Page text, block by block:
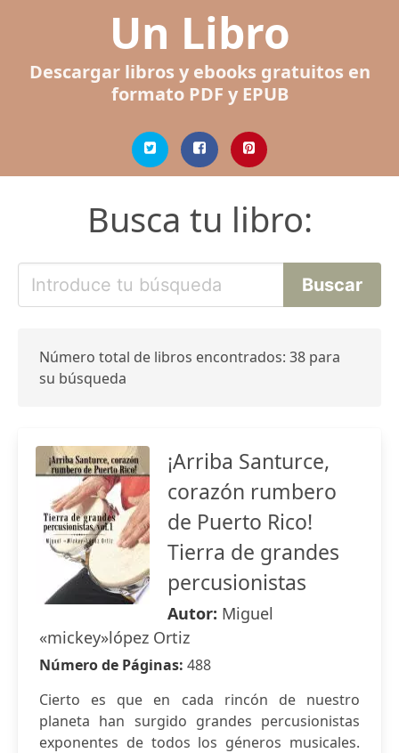
Un Libro
Descargar libros y ebooks gratuitos en
formato PDF y EPUB
Busca tu libro:
Número total de libros encontrados: 38 para
su búsqueda
¡Arriba Santurce,
corazón rumbero
de Puerto Rico!
Tierra de grandes
percusionistas
Autor: Miguel
«mickey»lópez Ortiz
Número de Páginas: 488
Cierto es que en cada rincón de nuestro
planeta han surgido grandes percusionistas
exponentes de todos los géneros musicales.